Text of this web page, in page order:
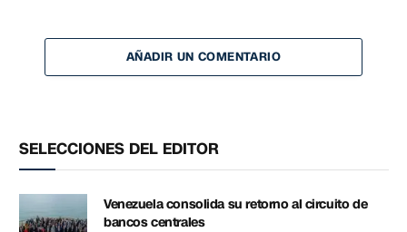
AÑADIR UN COMENTARIO
SELECCIONES DEL EDITOR
Venezuela consolida su retorno al circuito de
bancos centrales